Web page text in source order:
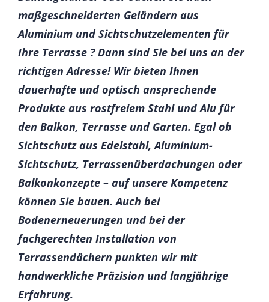
maßgeschneiderten Geländern aus
Aluminium und Sichtschutzelementen für
Ihre Terrasse ? Dann sind Sie bei uns an der
richtigen Adresse! Wir bieten Ihnen
dauerhafte und optisch ansprechende
Produkte aus rostfreiem Stahl und Alu für
den Balkon, Terrasse und Garten. Egal ob
Sichtschutz aus Edelstahl, Aluminium-
Sichtschutz, Terrassenüberdachungen oder
Balkonkonzepte – auf unsere Kompetenz
können Sie bauen. Auch bei
Bodenerneuerungen und bei der
fachgerechten Installation von
Terrassendächern punkten wir mit
handwerkliche Präzision und langjährige
Erfahrung.